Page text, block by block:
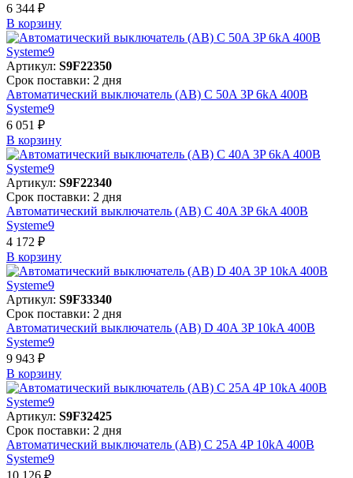
6 344 ₽
В корзинy
Артикул: S9F22350
Срок поставки: 2 дня
Автоматический выключатель (АВ) C 50A 3P 6kA 400В
Systeme9
6 051 ₽
В корзинy
Артикул: S9F22340
Срок поставки: 2 дня
Автоматический выключатель (АВ) C 40A 3P 6kA 400В
Systeme9
4 172 ₽
В корзинy
Артикул: S9F33340
Срок поставки: 2 дня
Автоматический выключатель (АВ) D 40A 3P 10kA 400В
Systeme9
9 943 ₽
В корзинy
Артикул: S9F32425
Срок поставки: 2 дня
Автоматический выключатель (АВ) C 25A 4P 10kA 400В
Systeme9
10 126 ₽